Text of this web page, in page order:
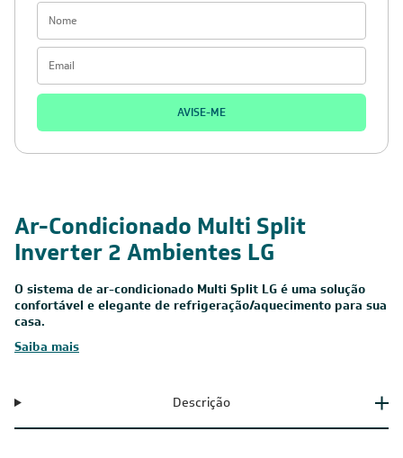
AVISE-ME
Ar-Condicionado Multi Split
Inverter 2 Ambientes LG
O sistema de ar-condicionado Multi Split LG é uma solução
confortável e elegante de refrigeração/aquecimento para sua
casa.
Saiba mais
Descrição